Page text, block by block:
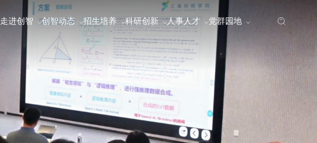
走进创智 创智动态 招生培养 科研创新 人事人才 党群园地